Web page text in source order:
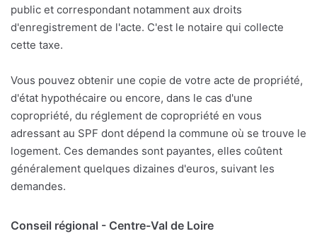
public et correspondant notamment aux droits
d'enregistrement de l'acte. C'est le notaire qui collecte
cette taxe.
Vous pouvez obtenir une copie de votre acte de propriété,
d'état hypothécaire ou encore, dans le cas d'une
copropriété, du réglement de copropriété en vous
adressant au SPF dont dépend la commune où se trouve le
logement. Ces demandes sont payantes, elles coûtent
généralement quelques dizaines d'euros, suivant les
demandes.
Conseil régional - Centre-Val de Loire